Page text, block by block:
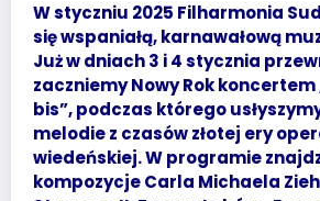
W styczniu 2025 Filharmonia
się wspaniałą, karnawałową
Już w dniach 3 i 4 stycznia
zaczniemy Nowy Rok
bis”, podczas którego
melodie z czasów złotej ery
wiedeńskiej. W programie
kompozycje Carla Michaela